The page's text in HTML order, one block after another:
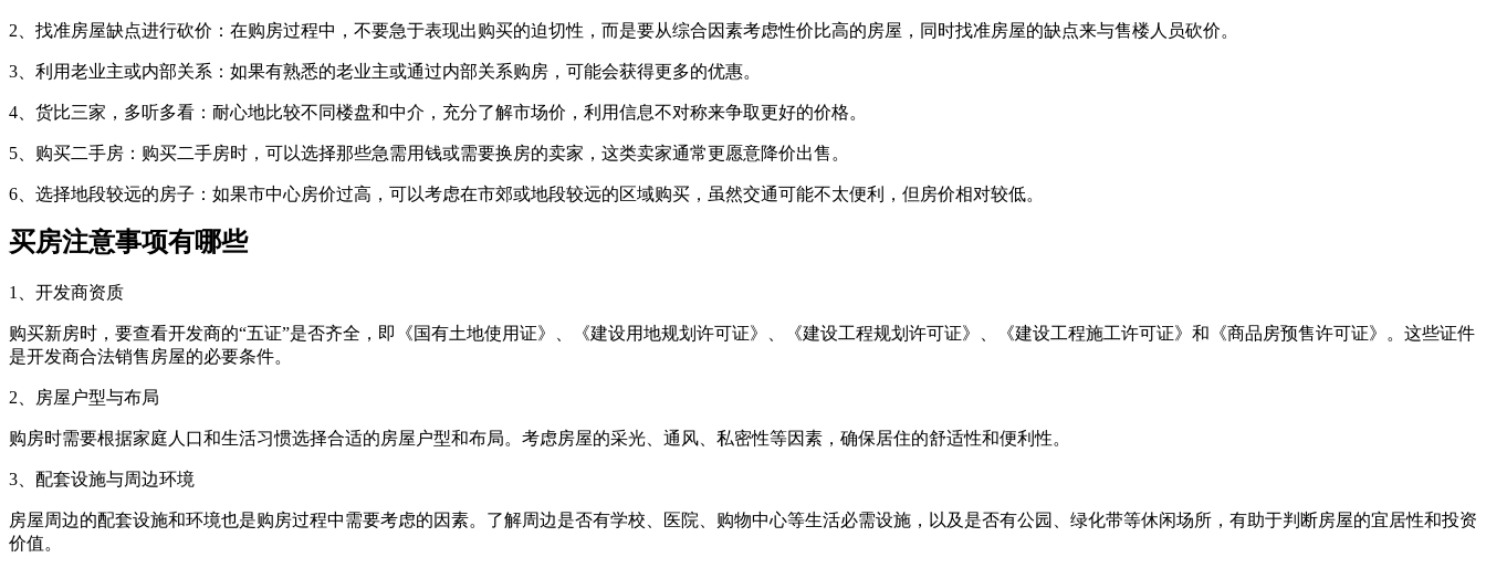
‌2、找准房屋缺点进行砍价‌：在购房过程中，不要急于表现出购买的迫切性，而是要从综合因素考虑性价比高的房屋，同时找准房屋的缺点来与售楼人员砍价。
‌3、利用老业主或内部关系‌：如果有熟悉的老业主或通过内部关系购房，可能会获得更多的优惠。
‌4、货比三家，多听多看‌：耐心地比较不同楼盘和中介，充分了解市场价，利用信息不对称来争取更好的价格。
‌5、购买二手房‌：购买二手房时，可以选择那些急需用钱或需要换房的卖家，这类卖家通常更愿意降价出售。
‌6、选择地段较远的房子‌：如果市中心房价过高，可以考虑在市郊或地段较远的区域购买，虽然交通可能不太便利，但房价相对较低。‌
买房注意事项有哪些
1、开发商资质
购买新房时，要查看开发商的“五证”是否齐全，即《国有土地使用证》、《建设用地规划许可证》、《建设工程规划许可证》、《建设工程施工许可证》和《商品房预售许可证》。这些证件
是开发商合法销售房屋的必要条件。
2、房屋户型与布局
购房时需要根据家庭人口和生活习惯选择合适的房屋户型和布局。考虑房屋的采光、通风、私密性等因素，确保居住的舒适性和便利性。
3、配套设施与周边环境
房屋周边的配套设施和环境也是购房过程中需要考虑的因素。了解周边是否有学校、医院、购物中心等生活必需设施，以及是否有公园、绿化带等休闲场所，有助于判断房屋的宜居性和投资
价值。